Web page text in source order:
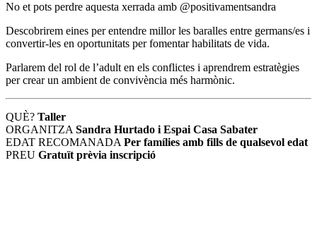
No et pots perdre aquesta xerrada amb @positivamentsandra
Descobrirem eines per entendre millor les baralles entre germans/es i
convertir-les en oportunitats per fomentar habilitats de vida.
Parlarem del rol de l’adult en els conflictes i aprendrem estratègies
per crear un ambient de convivència més harmònic.
QUÈ? Taller
ORGANITZA Sandra Hurtado i Espai Casa Sabater
EDAT RECOMANADA Per famílies amb fills de qualsevol edat
PREU Gratuït prèvia inscripció